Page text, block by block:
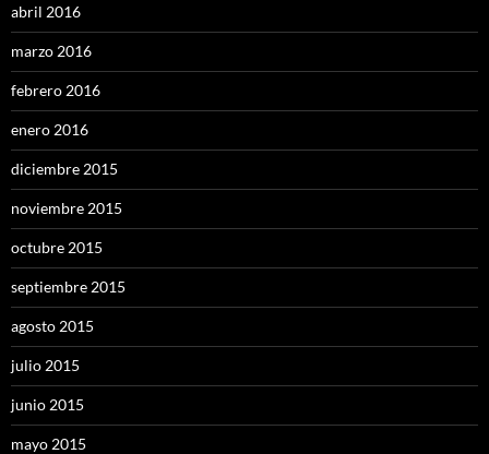
abril 2016
marzo 2016
febrero 2016
enero 2016
diciembre 2015
noviembre 2015
octubre 2015
septiembre 2015
agosto 2015
julio 2015
junio 2015
mayo 2015